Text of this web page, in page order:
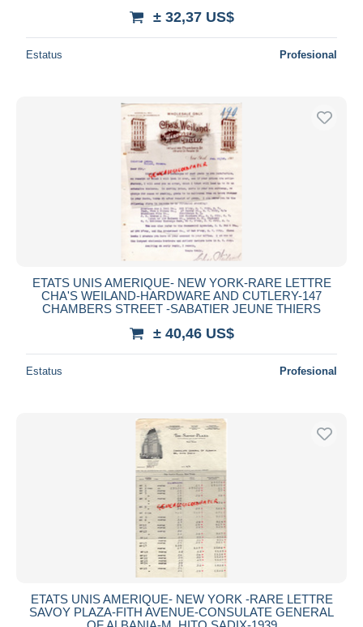
± 32,37 US$
Estatus Profesional
ETATS UNIS AMERIQUE- NEW YORK-RARE LETTRE
CHA'S WEILAND-HARDWARE AND CUTLERY-147
CHAMBERS STREET -SABATIER JEUNE THIERS
± 40,46 US$
Estatus Profesional
ETATS UNIS AMERIQUE- NEW YORK -RARE LETTRE
SAVOY PLAZA-FITH AVENUE-CONSULATE GENERAL